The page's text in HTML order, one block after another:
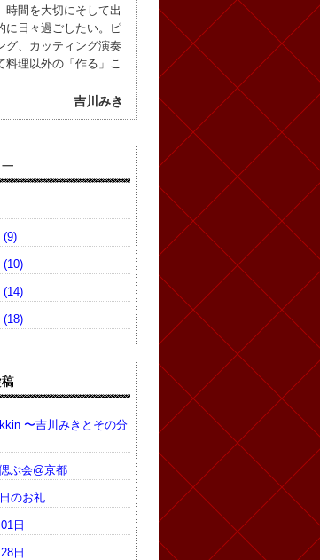
時間を大切にそして出
に日々過ごしたい。ピ
グ、カッティング演奏
料理以外の「作る」こ
吉川みき
(9)
(10)
(14)
(18)
〜吉川みきとその分
ぶ会@京都
のお礼
日
日